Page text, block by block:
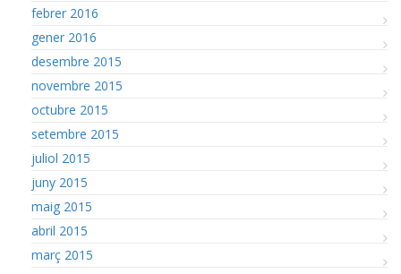
febrer 2016
gener 2016
desembre 2015
novembre 2015
octubre 2015
setembre 2015
juliol 2015
juny 2015
maig 2015
abril 2015
març 2015